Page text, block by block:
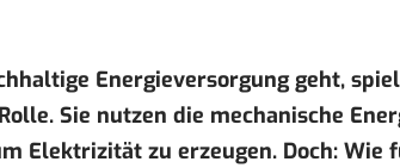
Energieversorgung geht,
Sie nutzen die mechanische
Elektrizität zu erzeugen. Doch: